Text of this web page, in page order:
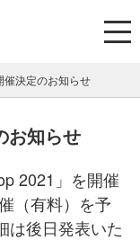
催決定のお知らせ
お知らせ
2021」を開催
（有料）を予
は後日発表いた